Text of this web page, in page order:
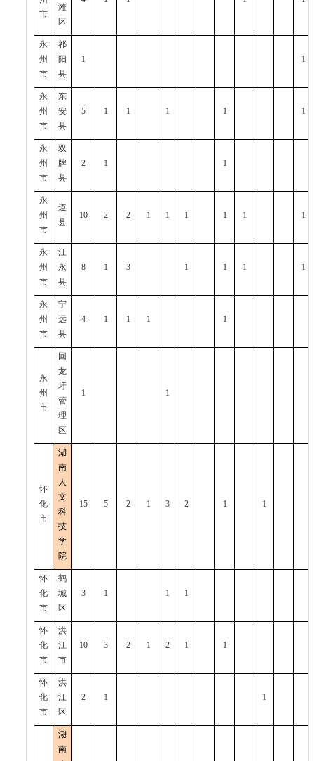
市
滩
区
永
州
市
祁
阳
县
1 1
永
州
市
东
安
县
5 1 1 1 1 1
永
州
市
双
牌
县
2 1 1
永
州
市
道
县
10 2 2 1 1 1 1 1 1
永
州
市
江
永
县
8 1 3 1 1 1 1
永
州
市
宁
远
县
4 1 1 1 1
永
州
市
回
龙
圩
管
理
区
1 1
怀
化
市
湖
南
人
文
科
技
学
院
15 5 2 1 3 2 1 1
怀
化
市
鹤
城
区
3 1 1 1
怀
化
市
洪
江
市
10 3 2 1 2 1 1
怀
化
市
洪
江
区
2 1 1
湖
南